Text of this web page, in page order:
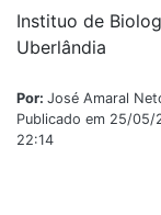
Instituo de
Uberlândia
Por: José Amaral
Publicado em 25/
22:14